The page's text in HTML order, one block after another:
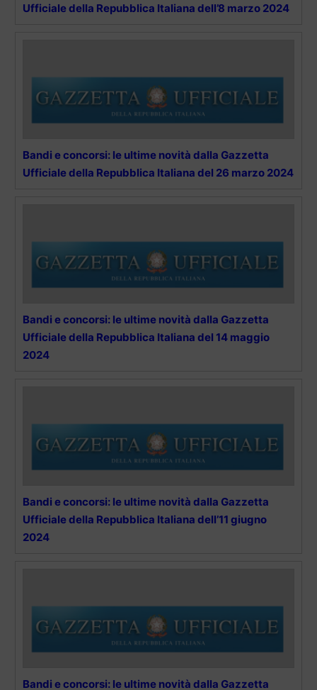
Ufficiale della Repubblica Italiana dell’8 marzo 2024
Bandi e concorsi: le ultime novità dalla Gazzetta
Ufficiale della Repubblica Italiana del 26 marzo 2024
Bandi e concorsi: le ultime novità dalla Gazzetta
Ufficiale della Repubblica Italiana del 14 maggio
2024
Bandi e concorsi: le ultime novità dalla Gazzetta
Ufficiale della Repubblica Italiana dell’11 giugno
2024
Bandi e concorsi: le ultime novità dalla Gazzetta